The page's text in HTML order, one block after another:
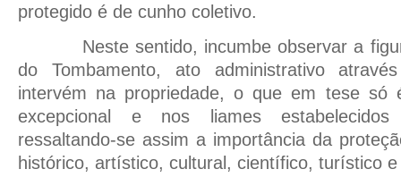
protegido é de cunho coletivo.
Neste sentido, incumbe observar a
do Tombamento, ato administrativo
intervém na propriedade, o que em tese só
excepcional e nos liames estabelecidos
ressaltando-se assim a importância da
histórico, artístico, cultural, científico, turístico